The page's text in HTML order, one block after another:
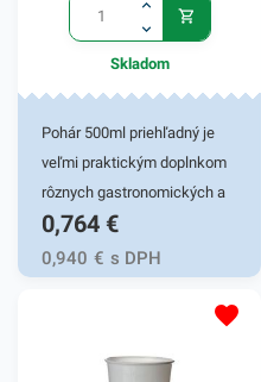
Skladom
Pohár 500ml priehľadný je
veľmi praktickým doplnkom
rôznych gastronomických a
iných potravinových
prevádzok. Vhodný pre fresh
obchody či fast foody. Pohár
rôznych druhov
0,764 €
0,940 € s DPH